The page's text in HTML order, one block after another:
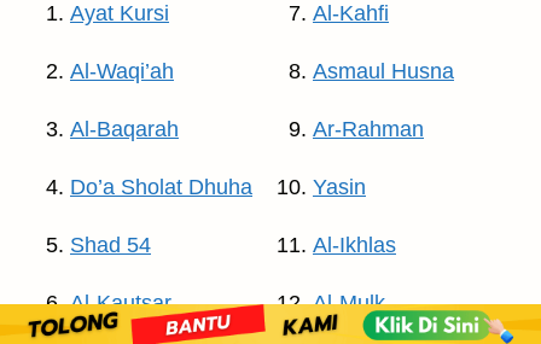
Ayat Kursi
Al-Waqi’ah
Al-Baqarah
Do’a Sholat Dhuha
Shad 54
Al-Kautsar
Al-Kahfi
Asmaul Husna
Ar-Rahman
Yasin
Al-Ikhlas
Al-Mulk